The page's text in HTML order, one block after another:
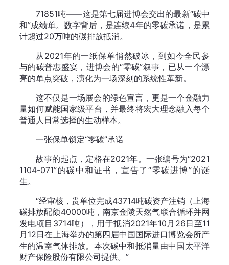
71851吨——这是第七届进博会交出的最新“碳中
和”成绩单。数字背后，是连续4年的零碳承诺，是累
计超过20万吨的碳排放抵消。
从2021年的一纸保单悄然破冰，到如今全民参
与的碳普惠盛宴，进博会的“零碳”叙事，已从一个漂
亮的单点突破，演化为一场深刻的系统性革新。
这不仅是一场展会的绿色宣言，更是一个金融力
量如何赋能国家级平台，并最终将宏大理念融入每个
普通人日常选择的生动样本。
一张保单锁定“零碳”承诺
故事的起点，定格在2021年。一张编号为“2021
1104-071”的碳中和证书，宣告了“零碳进博”的诞
生。
“经审核，贵单位完成43714吨碳资产注销（上海
碳排放配额40000吨，南京金陵天然气联合循环并网
发电项目3714吨），用于抵消2021年10月26日至11
月12日在上海举办的第四届中国国际进口博览会所产
生的温室气体排放。本次碳中和抵消量由中国太平洋
财产保险股份有限公司提供。”